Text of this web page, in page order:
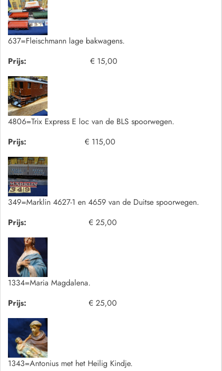
637=Fleischmann lage bakwagens.
Prijs:
€ 15,00
4806=Trix Express E loc van de BLS spoorwegen.
Prijs:
€ 115,00
349=Marklin 4627-1 en 4659 van de Duitse spoorwegen.
Prijs:
€ 25,00
1334=Maria Magdalena.
Prijs:
€ 25,00
1343=Antonius met het Heilig Kindje.